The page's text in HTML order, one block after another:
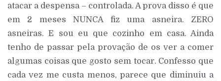
atacar a despensa – controlada. A prova disso é que
em 2 meses NUNCA fiz uma asneira. ZERO
asneiras. E sou eu que cozinho em casa. Ainda
tenho de passar pela provação de os ver a comer
algumas coisas que gosto sem tocar. Confesso que
cada vez me custa menos, parece que diminuiu a